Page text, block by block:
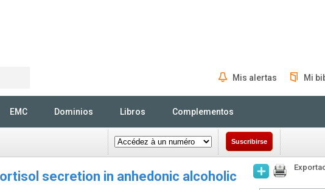
Mis alertas Mi
EMC Dominios Libros Complementos
Suscribirse
secretion in anhedonic alcoholic